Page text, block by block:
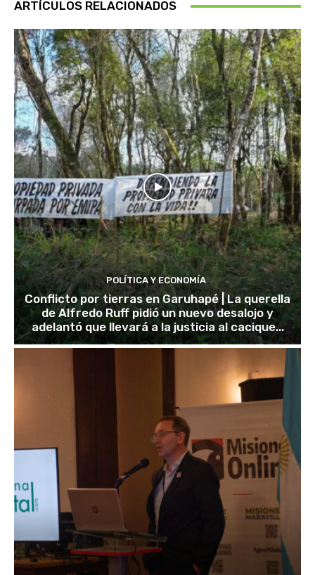
ARTÍCULOS RELACIONADOS
POLÍTICA Y ECONOMÍA
Conflicto por tierras en Garuhapé | La querella
de Alfredo Ruff pidió un nuevo desalojo y
adelantó que llevará a la justicia al cacique...